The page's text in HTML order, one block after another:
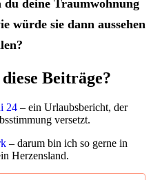
deine Traumwohnung
würde sie dann aussehen
Beiträge?
24 – ein Urlaubsbericht, der
versetzt.
– darum bin ich so gerne in
Herzensland.